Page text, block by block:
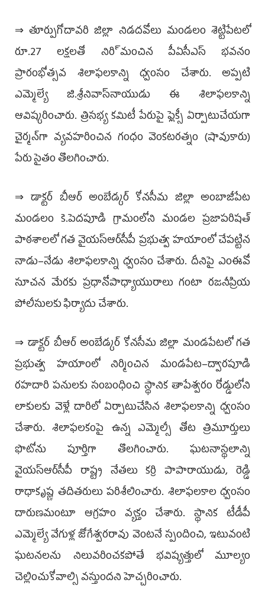
⇒ తూర్పుగోదావరి జిల్లా నిడదవోలు మండలం శెట్టిపేటలో
రూ.27 లక్షలతో నిరి్మంచిన పీఏసీఎస్‌ భవనం
ప్రారంభోత్సవ శిలాఫలకాన్ని ధ్వంసం చేశారు. అప్పటి
ఎమ్మెల్యే జి.శ్రీనివాస్‌నాయు­డు ఈ శిలాఫలకాన్ని
ఆవిష్కరించారు. త్రిస­భ్య కమిటీ పేరుపై ఫ్లెక్సీ ఏర్పాటుచేయగా
చైర్మన్‌గా వ్యవహరించిన గంధం వెంకటరత్నం (షావుకారు)
పేరు సైతం తొలగించారు.
⇒ డాక్టర్‌ బీఆర్‌ అంబేడ్కర్‌ కోనసీమ జిల్లా అంబాజీ­పేట
మండలం కె.పెదపూడి గ్రామంలోని మండల ప్రజాపరిషత్‌
పాఠశాలలో గత వైయ‌స్ఆర్‌సీపీ ప్రభుత్వ హయాంలో చేపట్టిన
నాడు–నేడు శిలాఫలకాన్ని ధ్వంసం చేశారు. దీనిపై ఎంఈవో
సూచన మేరకు ప్రధానోపాధ్యాయురాలు గంటా రజనీప్రియ
పోలీసులకు ఫిర్యాదు చేశారు.
⇒ డాక్టర్‌ బీఆర్‌ అంబేడ్కర్‌ కోనసీమ జిల్లా మండపేటలో గత
ప్రభుత్వ హయాంలో నిర్మించిన మండపేట–ద్వారపూడి
రహదారి పనులకు సంబంధించి స్థానిక తాపేశ్వరం రోడ్డులోని
లాకులకు వెళ్లే దారిలో ఏర్పాటుచేసిన శిలాఫలకాన్ని ధ్వంసం
చేశారు. శిలాఫలకంపై ఉన్న ఎమ్మెల్సీ తోట త్రిమూర్తులు
ఫొటోను పూర్తిగా తొలగించారు. ఘటనాస్థలాన్ని
వైయ‌స్ఆర్‌సీపీ రాష్ట్ర నేతలు కర్రి పాపారాయుడు, రెడ్డి
రాధాకృష్ణ తదితరులు పరిశీలించారు. శిలాఫలకాల ధ్వంసం
దారుణమంటూ ఆగ్రహం వ్యక్తం చేశారు. స్థానిక టీడీపీ
ఎమ్మెల్యే వేగుళ్ల జోగేశ్వరరావు వెంటనే స్పందించి, ఇటువంటి
ఘటనలను నిలువరించకపోతే భవిష్యత్తులో మూల్యం
చెల్లించుకోవాల్సి వస్తుందని హెచ్చరించారు.